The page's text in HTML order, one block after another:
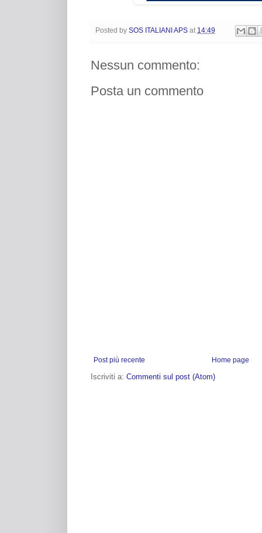
Posted by SOS ITALIANI APS at 14:49
Nessun commento:
Posta un commento
Post più recente Home page
Iscriviti a: Commenti sul post (Atom)